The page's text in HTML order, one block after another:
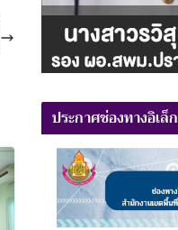
ประกาศช่องทางอิเ